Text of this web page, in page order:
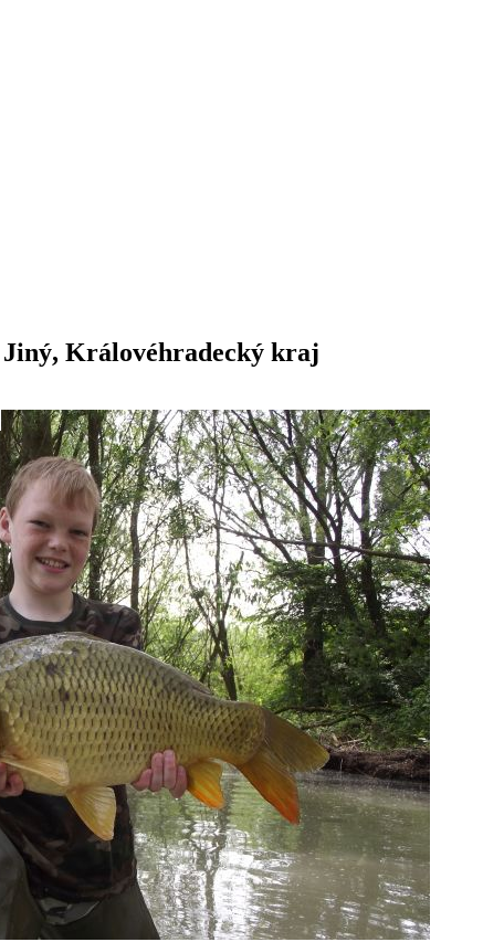
Královéhradecký kraj